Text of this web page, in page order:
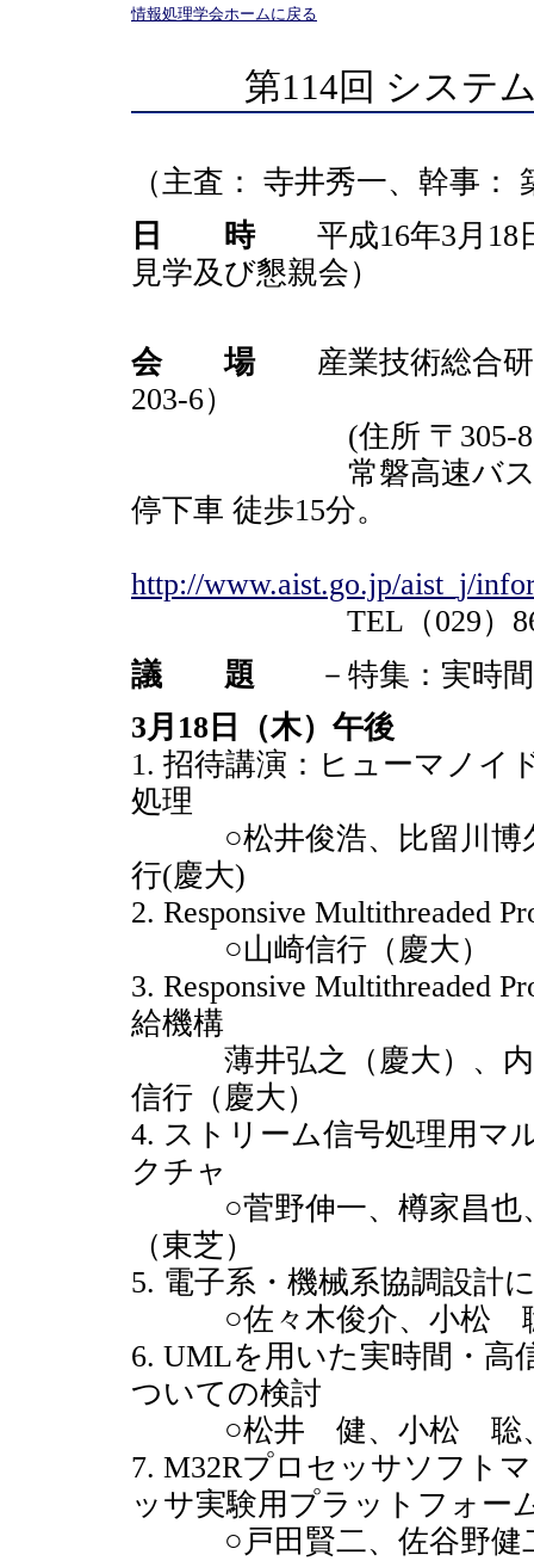
情報処理学会ホームに戻る
第114回 システ
（主査： 寺井秀一、幹事
日 時平成16年3月18日
見学及び懇親会）
会 場産業技術総合研
203-6）
(住所 〒305-8568 つ
常磐高速バス 東京
停下車 徒歩15分。
http://www.aist.go.jp/aist_j/
TEL（029）861-
議 題 －特集：実時間
3月18日（木）午後
1. 招待講演：ヒューマノイ
処理
○松井俊浩、比留川博久
行(慶大)
2. Responsive Multithreaded
○山崎信行（慶大）
3. Responsive Multithreaded
給機構
薄井弘之（慶大）、内
信行（慶大）
4. ストリーム信号処理用マ
クチャ
○菅野伸一、樽家昌也
（東芝）
5. 電子系・機械系協調設計
○佐々木俊介、小松 聡
6. UMLを用いた実時間・高
ついての検討
○松井 健、小松 聡、
7. M32Rプロセッサソフト
ッサ実験用プラットフォー
○戸田賢二、佐谷野健